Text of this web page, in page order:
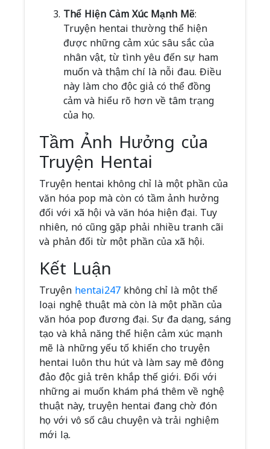
Thể Hiện Cảm Xúc Mạnh Mẽ:
Truyện hentai thường thể hiện
được những cảm xúc sâu sắc của
nhân vật, từ tình yêu đến sự ham
muốn và thậm chí là nỗi đau. Điều
này làm cho độc giả có thể đồng
cảm và hiểu rõ hơn về tâm trạng
của họ.
Tầm Ảnh Hưởng của
Truyện Hentai
Truyện hentai không chỉ là một phần của
văn hóa pop mà còn có tầm ảnh hưởng
đối với xã hội và văn hóa hiện đại. Tuy
nhiên, nó cũng gặp phải nhiều tranh cãi
và phản đối từ một phần của xã hội.
Kết Luận
Truyệnhentai247không chỉ là một thể
loại nghệ thuật mà còn là một phần của
văn hóa pop đương đại. Sự đa dạng, sáng
tạo và khả năng thể hiện cảm xúc mạnh
mẽ là những yếu tố khiến cho truyện
hentai luôn thu hút và làm say mê đông
đảo độc giả trên khắp thế giới. Đối với
những ai muốn khám phá thêm về nghệ
thuật này, truyện hentai đang chờ đón
họ với vô số câu chuyện và trải nghiệm
mới lạ.